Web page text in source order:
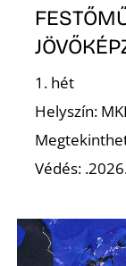
1. hét
Helyszín:
Védés: